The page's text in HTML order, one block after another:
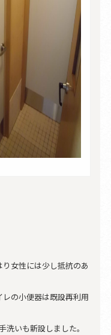
女性には少し抵抗のあ
の小便器は既設再利用
いも新設しました。